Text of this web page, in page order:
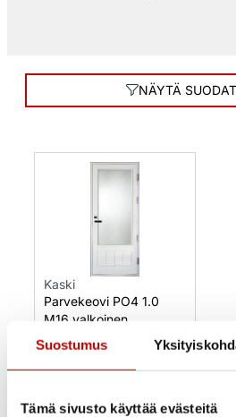
Suostumus
Tämä sivusto käyttää evästeitä
NÄYTÄ
Kaski
Parvekeovi PO4 1.0
M16 valkoinen
915,00€–990,00
Uusi